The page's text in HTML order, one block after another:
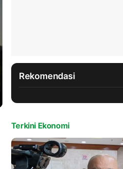
Rekomendasi
Terkini Ekonomi